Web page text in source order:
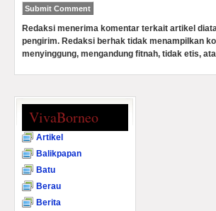
Redaksi menerima komentar terkait artikel
pengirim. Redaksi berhak tidak menampilkan
menyinggung, mengandung fitnah, tidak etis,
VivaBorneo
Artikel
Balikpapan
Batu
Berau
Berita